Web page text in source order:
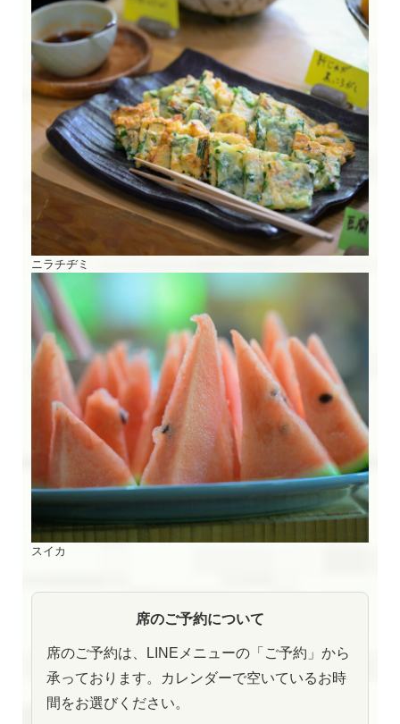
ニラチヂミ
スイカ
席のご予約について
席のご予約は、LINEメニューの「ご予約」から
承っております。カレンダーで空いているお時
間をお選びください。